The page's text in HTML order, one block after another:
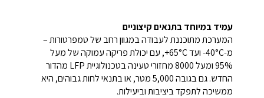
עמיד במיוחד בתנאים קיצוניים
המערכת מתוכננת לעבודה במגוון רחב של טמפרטורות –
מ-40°C- ועד 65°C+, עם יכולת פריקה עמוקה של מעל
95% ומעל 8000 מחזורי טעינה בטכנולוגיית LFP מהדור
החדש. גם בגובה 5,000 מטר, או בתנאי לחות גבוהים, היא
ממשיכה לתפקד ביציבות וביעילות.